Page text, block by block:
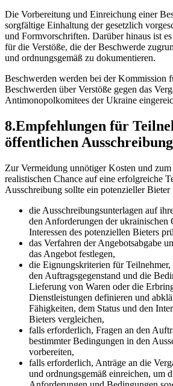
Die Vorbereitung und Einreichung einer
sorgfältige Einhaltung der gesetzlich
und Formvorschriften. Darüber hinaus ist
für die Verstöße, die der Beschwerde
und ordnungsgemäß zu dokumentieren.
Beschwerden werden bei der Kommission
Beschwerden über Verstöße gegen das
Antimonopolkomitees der Ukraine
8.Empfehlungen für
öffentlichen
Zur Vermeidung unnötiger Kosten und
realistischen Chance auf eine erfolgreiche
Ausschreibung sollte ein potenzieller Bieter
die Ausschreibungsunterlagen auf
den Anforderungen der ukrainischen
Interessen des potenziellen Bieters
das Verfahren der Angebotsabgabe
das Angebot festlegen,
die Eignungskriterien für
den Auftragsgegenstand und die
Lieferung von Waren oder die
Dienstleistungen definieren und
Fähigkeiten, dem Status und den
Bieters vergleichen,
falls erforderlich, Fragen an den
bestimmter Bedingungen in den
vorbereiten,
falls erforderlich, Anträge an die
und ordnungsgemäß einreichen, um